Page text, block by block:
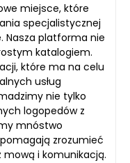
miejsce, które
specjalistycznej
Nasza platforma nie
katalogiem.
które ma na celu
usług
nie tylko
logopedów z
mnóstwo
zrozumieć
i komunikacją.